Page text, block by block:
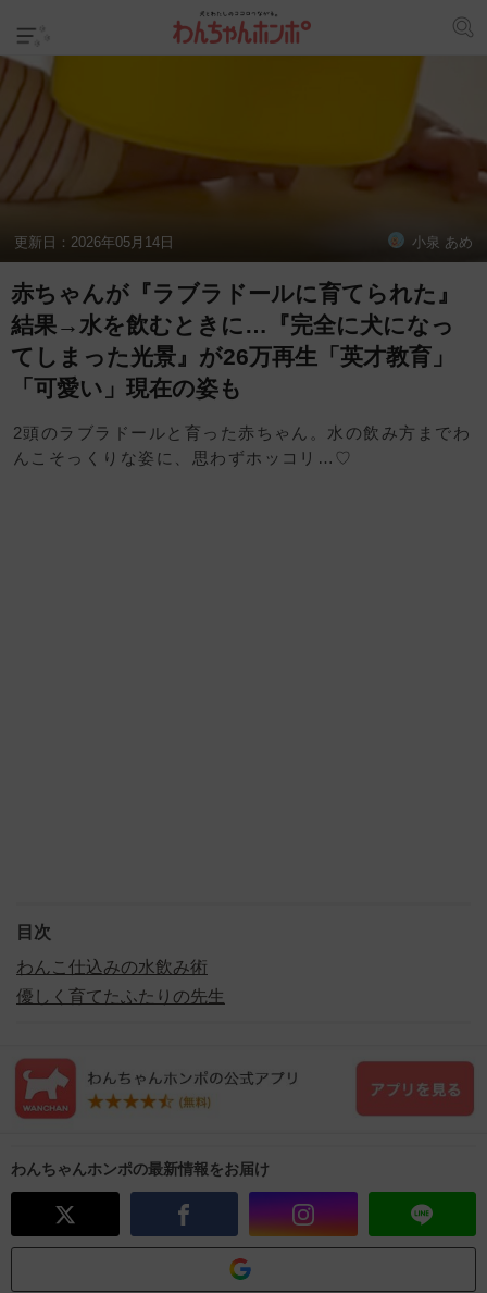
更新日： 2026年05月14日 小泉 あめ
赤ちゃんが『ラブラドールに育てられた』
結果→水を飲むときに…『完全に犬になっ
てしまった光景』が26万再生「英才教育」
「可愛い」現在の姿も
2頭のラブラドールと育った赤ちゃん。水の飲み方までわ
んこそっくりな姿に、思わずホッコリ…♡
目次
わんこ仕込みの水飲み術
優しく育てたふたりの先生
わんちゃんホンポの最新情報をお届け